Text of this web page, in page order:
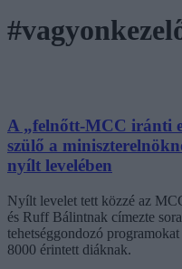
A „felnőtt-MCC iránti
szülő a
nyílt levelében
Nyílt levelet tett közzé az
és Ruff Bálintnak címezte
tehetséggondozó
8000 érintett diáknak.